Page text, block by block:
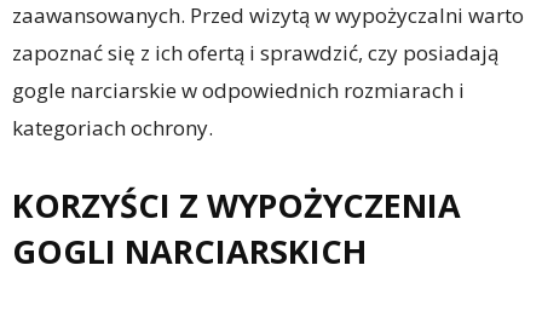
zaawansowanych. Przed wizytą w wypożyczalni warto
zapoznać się z ich ofertą i sprawdzić, czy posiadają
gogle narciarskie w odpowiednich rozmiarach i
kategoriach ochrony.
KORZYŚCI Z WYPOŻYCZENIA
GOGLI NARCIARSKICH